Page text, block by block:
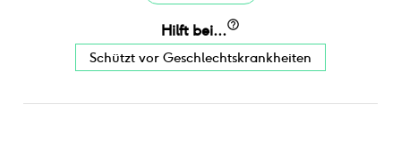
Hilft bei...
Schützt vor Geschlechtskrankheiten